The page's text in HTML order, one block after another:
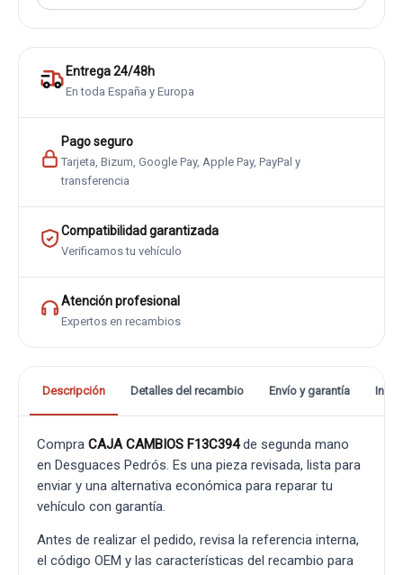
Entrega 24/48h
En toda España y Europa
Pago seguro
Tarjeta, Bizum, Google Pay, Apple Pay, PayPal y
transferencia
Compatibilidad garantizada
Verificamos tu vehículo
Atención profesional
Expertos en recambios
Descripción Detalles del recambio Envío y garantía
Compra CAJA CAMBIOS F13C394de segunda mano
en Desguaces Pedrós. Es una pieza revisada, lista para
enviar y una alternativa económica para reparar tu
vehículo con garantía.
Antes de realizar el pedido, revisa la referencia interna,
el código OEM y las características del recambio para